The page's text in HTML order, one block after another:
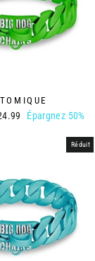
Épargnez 50%
Réduit